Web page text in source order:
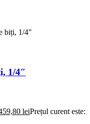
biți, 1/4"
1/4″
leiPrețul curent este: